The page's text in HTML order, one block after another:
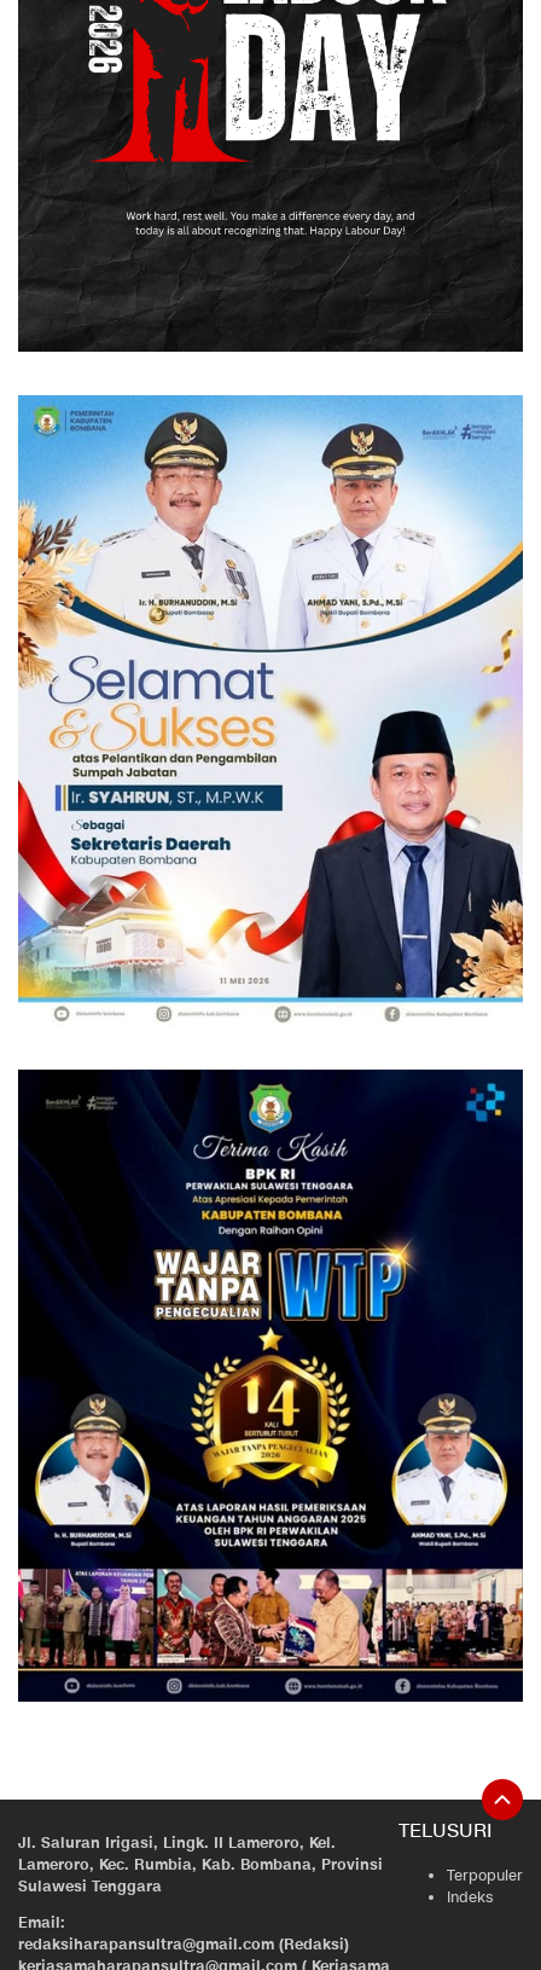
Jl. Saluran Irigasi, Lingk. II Lameroro, Kel.
Lameroro, Kec. Rumbia, Kab. Bombana, Provinsi
Sulawesi Tenggara
Email:
redaksiharapansultra@gmail.com (Redaksi)
kerjasamaharapansultra@gmail.com ( Kerjasama
TELUSURI
Terpopuler
Indeks